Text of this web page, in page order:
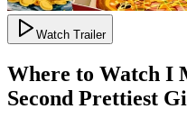
Watch Trailer
Where to Watch I
Second Prettiest